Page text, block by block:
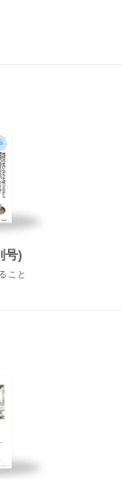
号)
こと